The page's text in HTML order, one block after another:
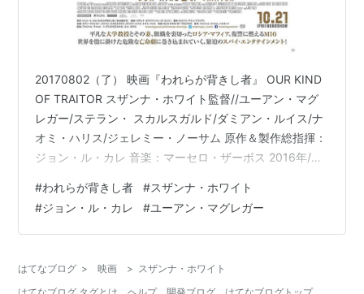
20170802（了） 映画『われらが背きし者』 OUR KIND
OF TRAITOR スザンナ・ホワイト監督//ユーアン・マグ
レガー/ステラン・ スカルスガルド/ダミアン・ルイス/ナ
オミ・ハリス/ジェレミー・ノーサム 原作＆製作総指揮：
ジョン・ル・カレ 音楽：マーセロ・ザーボス 2016年/英
告）からつまんでみると・・・ ル・カレは金融の「グロ
ーバリゼーション」という新たな敵を鉱脈とし・・・ ロ
シアン・マフィアの資金洗浄を英国で行うというやり
家もMI6も利権のために法的な是…
#われらが背きし者 #スザンナ・ホワイト
#ジョン・ル・カレ #ユーアン・マグレガー
はてなブログ > 映画 > スザンナ・ホワイト